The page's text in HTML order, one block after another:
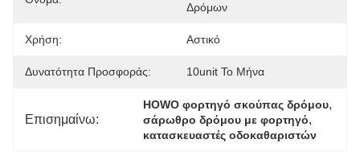
Δρόμων
Χρήση: Αστικό
Δυνατότητα Προσφοράς: 10unit Το Μήνα
Επισημαίνω:
HOWO φορτηγό σκούπας δρόμου
σάρωθρο δρόμου με φορτηγό,
κατασκευαστές οδοκαθαριστών